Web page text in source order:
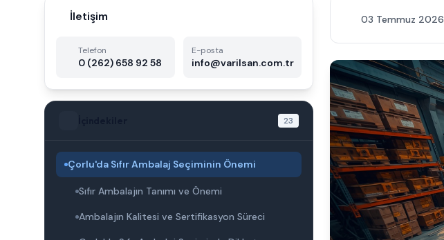
İletişim
Telefon
0 (262) 658 92 58
E-posta
info@varilsan.com.tr
23
Çorlu'da Sıfır Ambalaj Seçiminin Önemi
Sıfır Ambalajın Tanımı ve Önemi
Ambalajın Kalitesi ve Sertifikasyon Süreci
03 Temmuz 2026